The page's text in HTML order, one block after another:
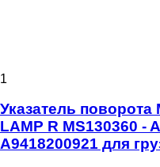
1
Указатель поворота
LAMP R MS130360 -
A9418200921 для